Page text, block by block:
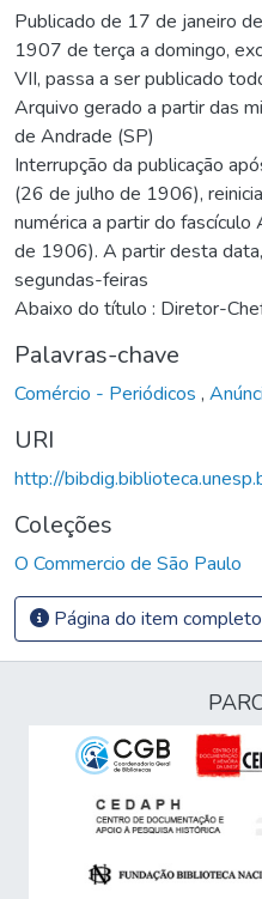
Publicado de 17 de janeiro
1907 de terça a domingo,
VII, passa a ser publicado
Arquivo gerado a partir das
de Andrade (SP)
Interrupção da publicação
(26 de julho de 1906),
numérica a partir do
de 1906). A partir desta
segundas-feiras
Abaixo do título : Diretor-
Palavras-chave
Comércio - Periódicos ,
URI
http://
Coleções
O Commercio de São Paulo
Página do item completo